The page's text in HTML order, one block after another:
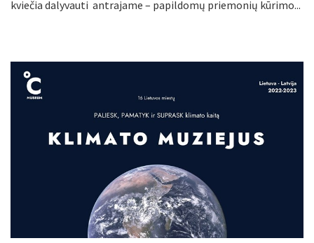
kviečia dalyvauti antrajame – papildomų priemonių kūrimo...